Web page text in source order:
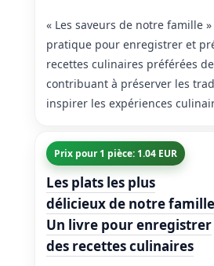
« Les saveurs de notre famille
pratique pour enregistrer et
recettes culinaires préférées
contribuant à préserver les
inspirer les expériences
Prix pour 1 pièce: 1.04 EUR
Les plats les plus
délicieux de notre famille
Un livre pour enregistrer
des recettes culinaires